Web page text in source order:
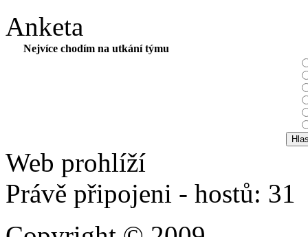
Anketa
Nejvíce chodím na utkání týmu
Web prohlíží
Právě připojeni - hostů: 31